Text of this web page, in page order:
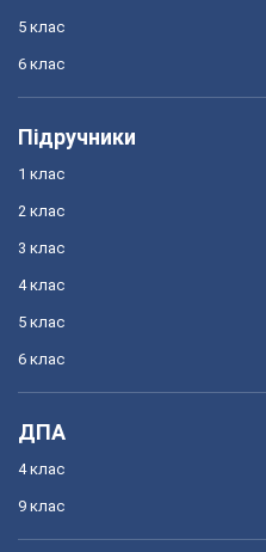
5 клас
6 клас
Підручники
1 клас
2 клас
3 клас
4 клас
5 клас
6 клас
ДПА
4 клас
9 клас